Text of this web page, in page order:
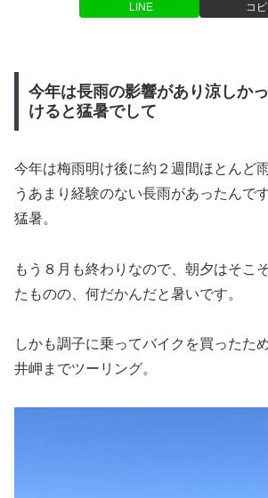
LINE コ
今年は長雨の影響があり涼しか
けると猛暑でして
今年は梅雨明け後に約２週間ほとんど
うあまり経験のない長雨があったんで
猛暑。
もう８月も終わりなので、朝夕はそこ
たものの、何だかんだと暑いです。
しかも調子に乗ってバイクを買ったた
井岬までツーリング。